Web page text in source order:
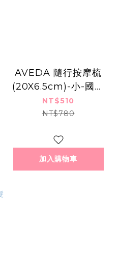
AVEDA 隨行按摩梳
(20X6.5cm)-小-國際
航空版
NT$510
NT$780
加入購物車